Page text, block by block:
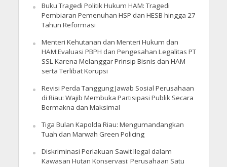
Buku Tragedi Politik Hukum HAM: Tragedi
Pembiaran Pemenuhan HSP dan HESB hingga 27
Tahun Reformasi
Menteri Kehutanan dan Menteri Hukum dan
HAM:Evaluasi PBPH dan Pengesahan Legalitas PT
SSL Karena Melanggar Prinsip Bisnis dan HAM
serta Terlibat Korupsi
Revisi Perda Tanggung Jawab Sosial Perusahaan
di Riau: Wajib Membuka Partisipasi Publik Secara
Bermakna dan Maksimal
Tiga Bulan Kapolda Riau: Mengumandangkan
Tuah dan Marwah Green Policing
Diskriminasi Perlakuan Sawit Ilegal dalam
Kawasan Hutan Konservasi: Perusahaan Satu